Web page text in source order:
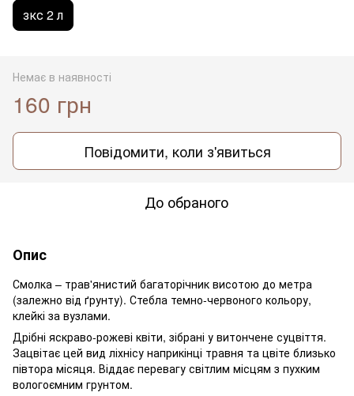
зкс 2 л
Немає в наявності
160 грн
Повідомити, коли з'явиться
До обраного
Опис
Смолка – трав'янистий багаторічник висотою до метра
(залежно від ґрунту). Стебла темно-червоного кольору,
клейкі за вузлами.
Дрібні яскраво-рожеві квіти, зібрані у витончене суцвіття.
Зацвітає цей вид ліхнісу наприкінці травня та цвіте близько
півтора місяця. Віддає перевагу світлим місцям з пухким
вологоємним грунтом.